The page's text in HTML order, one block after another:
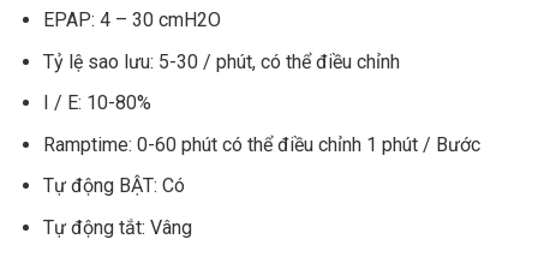
EPAP: 4 – 30 cmH2O
Tỷ lệ sao lưu: 5-30 / phút, có thể điều chỉnh
I / E: 10-80%
Ramptime: 0-60 phút có thể điều chỉnh 1 phút / Bước
Tự động BẬT: Có
Tự động tắt: Vâng